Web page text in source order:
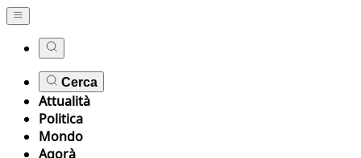
Cerca
Attualità
Politica
Mondo
Agorà